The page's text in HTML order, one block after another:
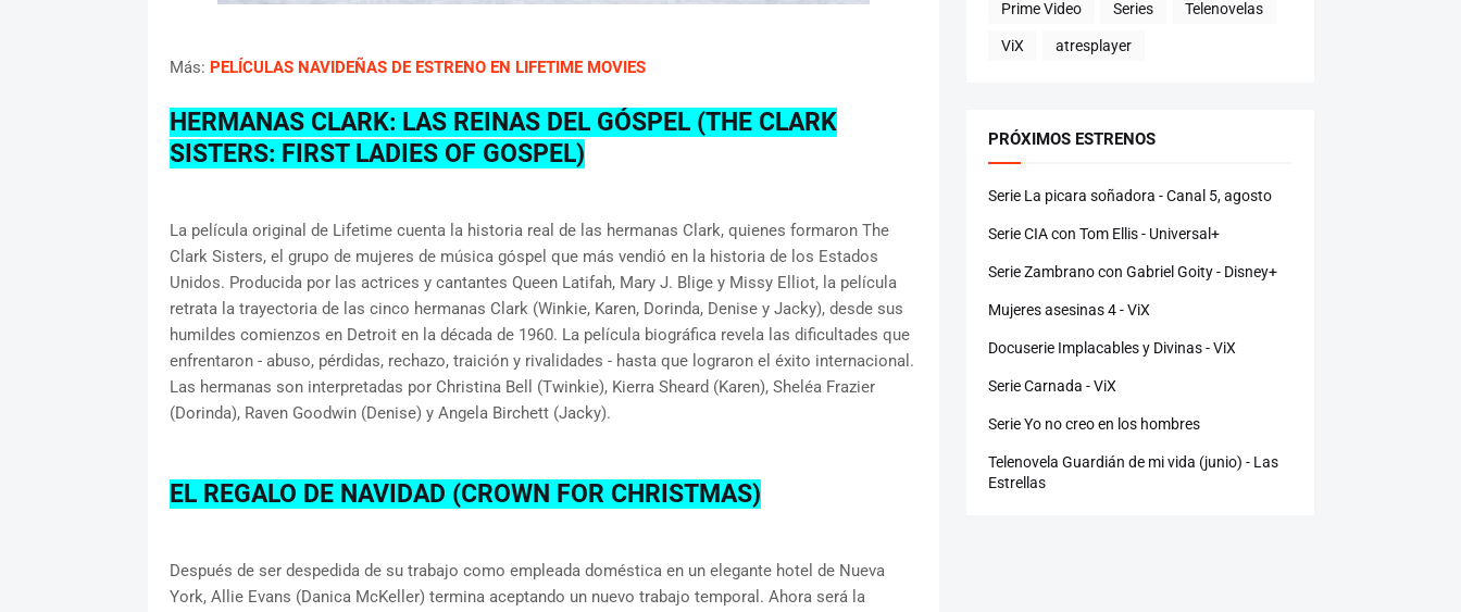
Más: PELÍCULAS NAVIDEÑAS DE ESTRENO EN LIFETIME MOVIES
HERMANAS CLARK: LAS REINAS DEL GÓSPEL (THE CLARK
SISTERS: FIRST LADIES OF GOSPEL)
La película original de Lifetime cuenta la historia real de las hermanas Clark, quienes formaron The
Clark Sisters, el grupo de mujeres de música góspel que más vendió en la historia de los Estados
Unidos. Producida por las actrices y cantantes Queen Latifah, Mary J. Blige y Missy Elliot, la película
retrata la trayectoria de las cinco hermanas Clark (Winkie, Karen, Dorinda, Denise y Jacky), desde sus
humildes comienzos en Detroit en la década de 1960. La película biográfica revela las dificultades que
enfrentaron - abuso, pérdidas, rechazo, traición y rivalidades - hasta que lograron el éxito internacional.
Las hermanas son interpretadas por Christina Bell (Twinkie), Kierra Sheard (Karen), Sheléa Frazier
(Dorinda), Raven Goodwin (Denise) y Angela Birchett (Jacky).
EL REGALO DE NAVIDAD (CROWN FOR CHRISTMAS)
Después de ser despedida de su trabajo como empleada doméstica en un elegante hotel de Nueva
York, Allie Evans (Danica McKeller) termina aceptando un nuevo trabajo temporal. Ahora será la
Prime Video Series Telenovelas
ViX atresplayer
PRÓXIMOS ESTRENOS
Serie La picara soñadora - Canal 5, agosto
Serie CIA con Tom Ellis - Universal+
Serie Zambrano con Gabriel Goity - Disney+
Mujeres asesinas 4 - ViX
Docuserie Implacables y Divinas - ViX
Serie Carnada - ViX
Serie Yo no creo en los hombres
Telenovela Guardián de mi vida (junio) - Las
Estrellas